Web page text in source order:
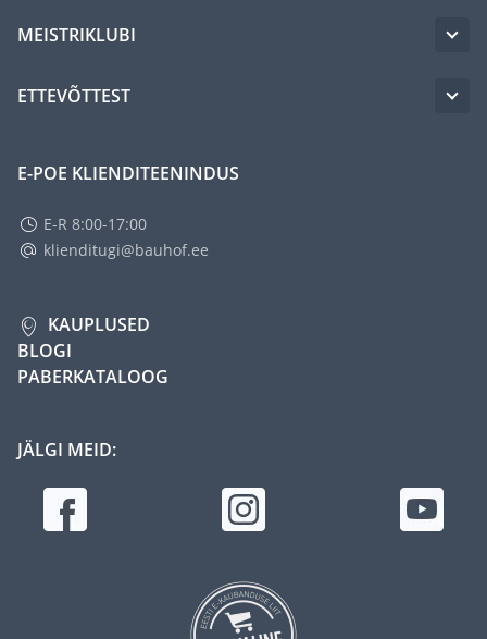
MEISTRIKLUBI
ETTEVÕTTEST
E-POE KLIENDITEENINDUS
E-R 8:00-17:00
klienditugi@bauhof.ee
KAUPLUSED
BLOGI
PABERKATALOOG
JÄLGI MEID: